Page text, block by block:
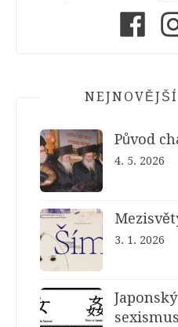
Původ
4. 5. 2026
3. 1. 2026